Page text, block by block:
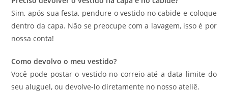
Sim, após sua festa, pendure o vestido no cabide e coloque
dentro da capa. Não se preocupe com a lavagem, isso é por
nossa conta!
Como devolvo o meu vestido?
Você pode postar o vestido no correio até a data limite do
seu aluguel, ou devolve-lo diretamente no nosso ateliê.